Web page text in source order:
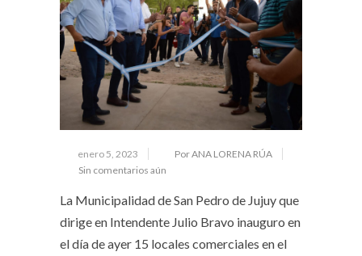
enero 5, 2023
Por ANA LORENA RÚA
Sin comentarios aún
La Municipalidad de San Pedro de Jujuy que
dirige en Intendente Julio Bravo inauguro en
el día de ayer 15 locales comerciales en el